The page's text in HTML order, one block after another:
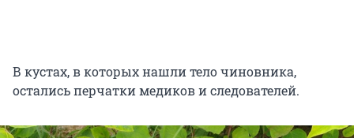
В кустах, в которых нашли тело чиновника,
остались перчатки медиков и следователей.